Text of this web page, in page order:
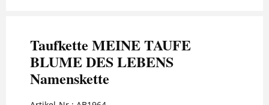
Taufkette MEINE TAUFE
BLUME DES LEBENS
Namenskette